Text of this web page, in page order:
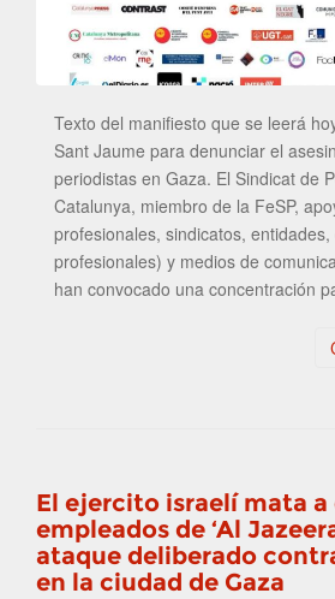
Texto del manifiesto que se leerá
Sant Jaume para denunciar el
periodistas en Gaza. El Sindicat de
Catalunya, miembro de la FeSP,
profesionales, sindicatos,
profesionales) y medios de
han convocado una concentración
El ejercito israelí mata
empleados de ‘Al
ataque deliberado
en la ciudad de Gaza